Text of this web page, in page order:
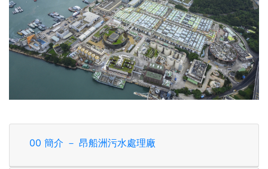
00 簡介 － 昂船洲污水處理廠